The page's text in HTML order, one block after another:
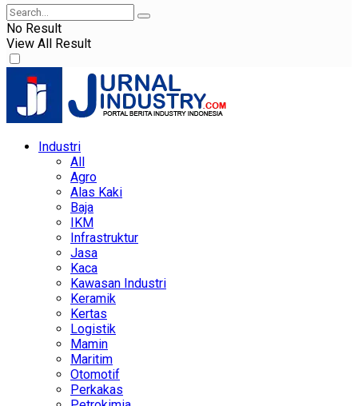
No Result
View All Result
Industri
All
Agro
Alas Kaki
Baja
IKM
Infrastruktur
Jasa
Kaca
Kawasan Industri
Keramik
Kertas
Logistik
Mamin
Maritim
Otomotif
Perkakas